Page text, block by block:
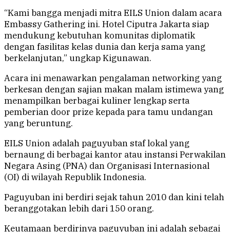
“Kami bangga menjadi mitra EILS Union dalam acara
Embassy Gathering ini. Hotel Ciputra Jakarta siap
mendukung kebutuhan komunitas diplomatik
dengan fasilitas kelas dunia dan kerja sama yang
berkelanjutan,” ungkap Kigunawan.
Acara ini menawarkan pengalaman networking yang
berkesan dengan sajian makan malam istimewa yang
menampilkan berbagai kuliner lengkap serta
pemberian door prize kepada para tamu undangan
yang beruntung.
EILS Union adalah paguyuban staf lokal yang
bernaung di berbagai kantor atau instansi Perwakilan
Negara Asing (PNA) dan Organisasi Internasional
(OI) di wilayah Republik Indonesia.
Paguyuban ini berdiri sejak tahun 2010 dan kini telah
beranggotakan lebih dari 150 orang.
Keutamaan berdirinya paguyuban ini adalah sebagai